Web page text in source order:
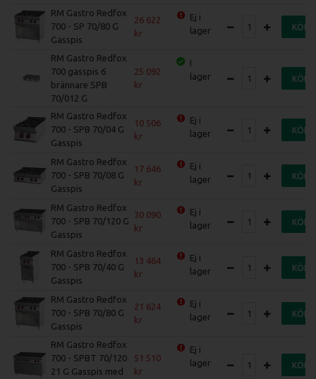
RM Gastro Redfox
700 - SP 70/80 G
Gasspis
26 622
Ej i
lager
KÖP
RM Gastro Redfox
700 gasspis 6
brännare SPB
70/012 G
25 092
I
lager
KÖP
RM Gastro Redfox
700 - SPB 70/04 G
Gasspis
10 506
Ej i
lager
KÖP
RM Gastro Redfox
700 - SPB 70/08 G
Gasspis
17 646
Ej i
lager
KÖP
RM Gastro Redfox
700 - SPB 70/120 G
Gasspis
30 090
Ej i
lager
KÖP
RM Gastro Redfox
700 - SPB 70/40 G
Gasspis
13 464
Ej i
lager
KÖP
RM Gastro Redfox
700 - SPB 70/80 G
Gasspis
21 624
Ej i
lager
KÖP
RM Gastro Redfox
700 - SPBT 70/120
21 G Gasspis med
51 510
Ej i
lager
KÖP